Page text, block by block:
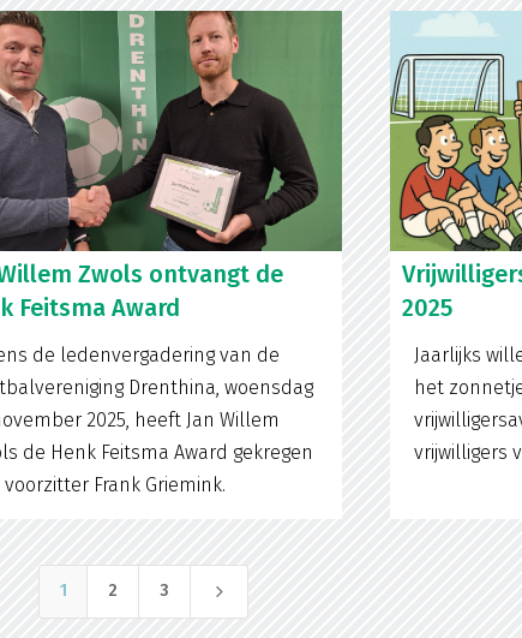
Zwols ontvangt de
Feitsma Award
de ledenvergadering van de
Drenthina, woensdag
2025, heeft Jan Willem
de Henk Feitsma Award gekregen
Frank Griemink.
2025
Jaarlijks
het
vrijwilligers
1 2 3 5